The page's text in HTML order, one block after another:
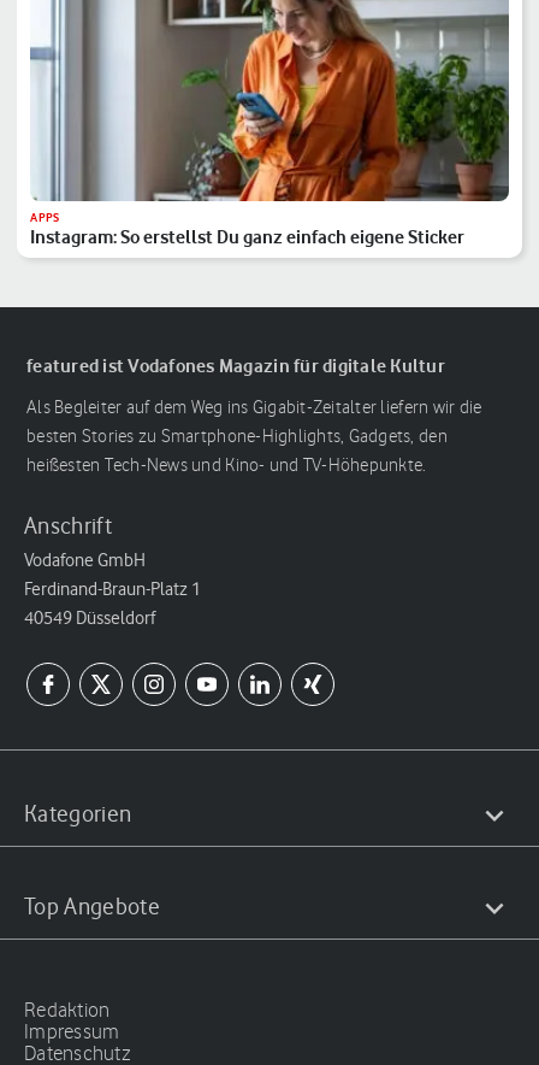
APPS
Instagram: So erstellst Du ganz einfach eigene Sticker
featured ist Vodafones Magazin für digitale Kultur
Als Begleiter auf dem Weg ins Gigabit-Zeitalter liefern wir die
besten Stories zu Smartphone-Highlights, Gadgets, den
heißesten Tech-News und Kino- und TV-Höhepunkte.
Anschrift
Vodafone GmbH
Ferdinand-Braun-Platz 1
40549 Düsseldorf
Kategorien
Top Angebote
Redaktion
Impressum
Datenschutz